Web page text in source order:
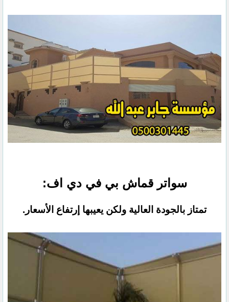
سواتر قماش بي في دي اف:
تمتاز بالجودة العالية ولكن يعيبها إرتفاع الأسعار.